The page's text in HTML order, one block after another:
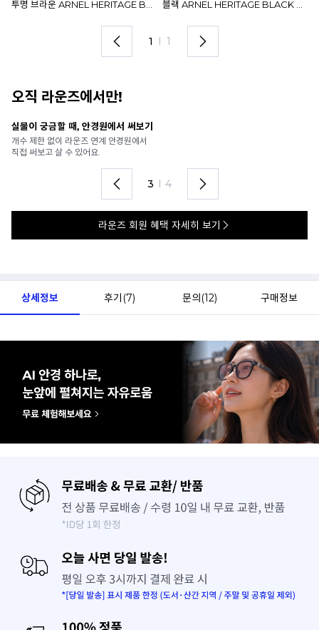
1 I 1
오직 라운즈에서만!
안경 렌즈 맞춤까지 한 번에
가까운 안경원으로 배송받아
렌즈 맞춤부터 피팅까지 편하게!
4 I 4
라운즈 회원 혜택 자세히 보기
상세정보 후기(7) 문의(12) 구매정보